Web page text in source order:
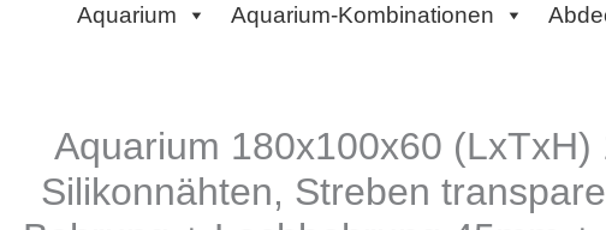
Aquarium Aquarium-Kombinationen
Aquarium 180x100x60
Silikonnähten, Streben